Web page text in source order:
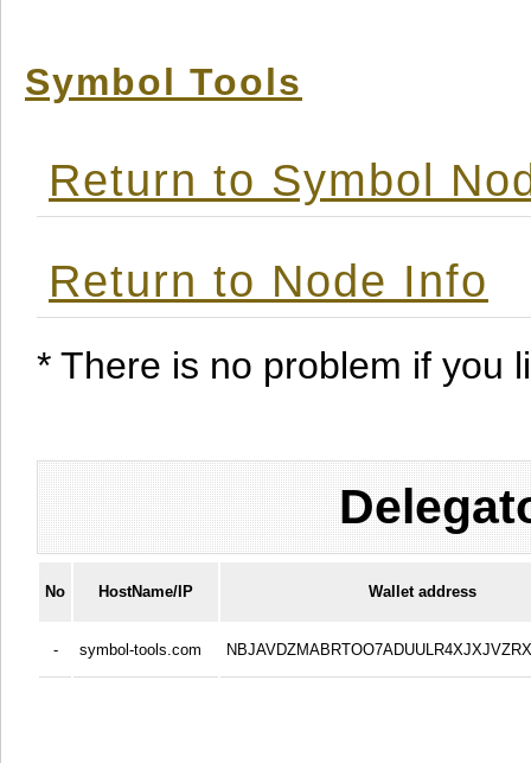
Symbol Tools
Return to Symbol
Return to Node Info
* There is no problem if you
No HostName/IP Wallet address
- symbol-tools.com